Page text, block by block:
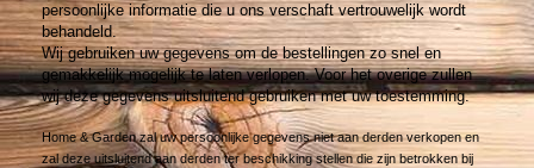
persoonlijke informatie die u ons verschaft vertrouwelijk wordt
behandeld.
Wij gebruiken uw gegevens om de bestellingen zo snel en
gemakkelijk mogelijk te laten verlopen. Voor het overige zullen
wij deze gegevens uitsluitend gebruiken met uw toestemming.
Home & Garden zal uw persoonlijke gegevens niet aan derden verkopen en
zal deze uitsluitend aan derden ter beschikking stellen die zijn betrokken bij